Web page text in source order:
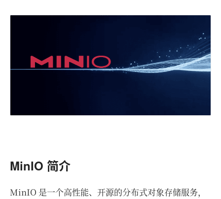
MinIO 简介
MinIO 是一个高性能、开源的分布式对象存储服务，